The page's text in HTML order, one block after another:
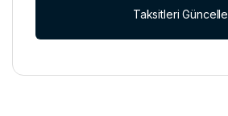
Taksitleri Güncelle